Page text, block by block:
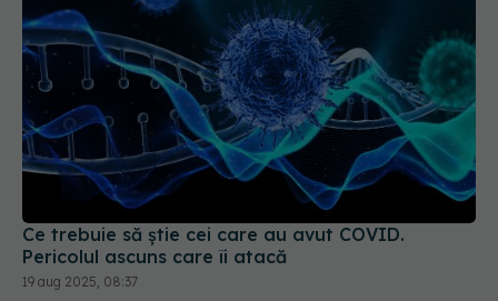
Ce trebuie să știe cei care au avut COVID.
Pericolul ascuns care îi atacă
19 aug 2025, 08:37